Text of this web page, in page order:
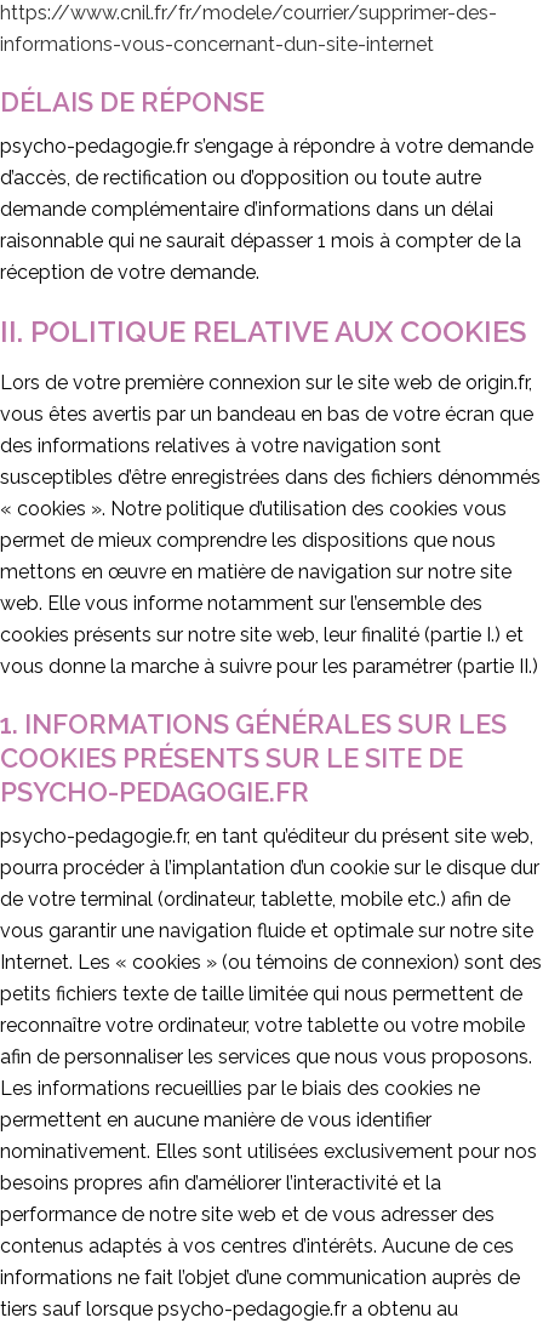
https://www.cnil.fr/fr/modele/courrier/supprimer-des-
informations-vous-concernant-dun-site-internet
DÉLAIS DE RÉPONSE
psycho-pedagogie.fr s’engage à répondre à votre demande
d’accès, de rectification ou d’opposition ou toute autre
demande complémentaire d’informations dans un délai
raisonnable qui ne saurait dépasser 1 mois à compter de la
réception de votre demande.
II. POLITIQUE RELATIVE AUX COOKIES
Lors de votre première connexion sur le site web de origin.fr,
vous êtes avertis par un bandeau en bas de votre écran que
des informations relatives à votre navigation sont
susceptibles d’être enregistrées dans des fichiers dénommés
« cookies ». Notre politique d’utilisation des cookies vous
permet de mieux comprendre les dispositions que nous
mettons en œuvre en matière de navigation sur notre site
web. Elle vous informe notamment sur l’ensemble des
cookies présents sur notre site web, leur finalité (partie I.) et
vous donne la marche à suivre pour les paramétrer (partie II.)
1. INFORMATIONS GÉNÉRALES SUR LES
COOKIES PRÉSENTS SUR LE SITE DE
PSYCHO-PEDAGOGIE.FR
psycho-pedagogie.fr, en tant qu’éditeur du présent site web,
pourra procéder à l’implantation d’un cookie sur le disque dur
de votre terminal (ordinateur, tablette, mobile etc.) afin de
vous garantir une navigation fluide et optimale sur notre site
Internet. Les « cookies » (ou témoins de connexion) sont des
petits fichiers texte de taille limitée qui nous permettent de
reconnaître votre ordinateur, votre tablette ou votre mobile
afin de personnaliser les services que nous vous proposons.
Les informations recueillies par le biais des cookies ne
permettent en aucune manière de vous identifier
nominativement. Elles sont utilisées exclusivement pour nos
besoins propres afin d’améliorer l’interactivité et la
performance de notre site web et de vous adresser des
contenus adaptés à vos centres d’intérêts. Aucune de ces
informations ne fait l’objet d’une communication auprès de
tiers sauf lorsque psycho-pedagogie.fr a obtenu au